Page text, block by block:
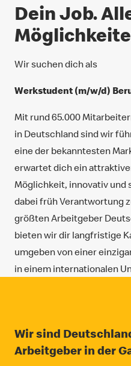
Dein Job.
Wir suchen dich als
Werkstudent (m/w/d)
Mit rund 65.000
in Deutschland sind wir
eine der bekanntesten
erwartet dich ein
Möglichkeit, innovativ und
dabei früh Verantwortung
größten Arbeitgeber
bieten wir dir langfristige
umgeben von einer
in einem internationalen
Wir sind
Arbeitgeber in der